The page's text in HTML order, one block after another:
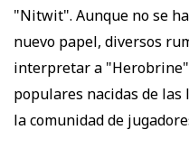
"Nitwit". Aunque no se
nuevo papel, diversos
interpretar a
populares nacidas de las
la comunidad de